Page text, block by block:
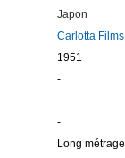
Japon
Carlotta Films
1951
-
-
-
Long métrage